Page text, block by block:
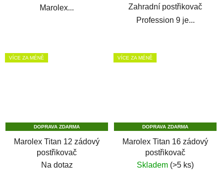
Marolex...
Zahradní postřikovač
Profession 9 je...
VÍCE ZA MÉNĚ
DOPRAVA ZDARMA
Marolex Titan 12 zádový
postřikovač
Na dotaz
VÍCE ZA MÉNĚ
DOPRAVA ZDARMA
Marolex Titan 16 zádový
postřikovač
Skladem (>5 ks)